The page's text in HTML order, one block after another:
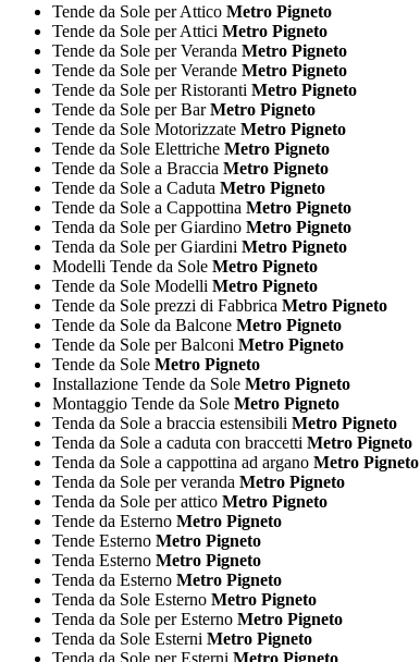
Tende da Sole per Attico Metro Pigneto
Tende da Sole per Attici Metro Pigneto
Tende da Sole per Veranda Metro Pigneto
Tende da Sole per Verande Metro Pigneto
Tende da Sole per Ristoranti Metro Pigneto
Tende da Sole per BarMetro Pigneto
Tende da Sole Motorizzate Metro Pigneto
Tende da Sole Elettriche Metro Pigneto
Tende da Sole a Braccia Metro Pigneto
Tende da Sole a Caduta Metro Pigneto
Tende da Sole a Cappottina Metro Pigneto
Tenda da Sole per Giardino Metro Pigneto
Tenda da Sole per Giardini Metro Pigneto
Modelli Tende da Sole Metro Pigneto
Tende da Sole Modelli Metro Pigneto
Tende da Sole prezzi di Fabbrica Metro Pigneto
Tende da Sole da Balcone Metro Pigneto
Tende da Sole per Balconi Metro Pigneto
Tende da Sole Metro Pigneto
Installazione Tende da Sole Metro Pigneto
Montaggio Tende da Sole Metro Pigneto
Tenda da Sole a braccia estensibili Metro Pigneto
Tenda da Sole a caduta con braccetti Metro Pigneto
Tenda da Sole a cappottina ad argano Metro Pigneto
Tenda da Sole per veranda Metro Pigneto
Tenda da Sole per attico Metro Pigneto
Tende da Esterno Metro Pigneto
Tende Esterno Metro Pigneto
Tenda Esterno Metro Pigneto
Tenda da Esterno Metro Pigneto
Tenda da Sole Esterno Metro Pigneto
Tenda da Sole per Esterno Metro Pigneto
Tenda da Sole Esterni Metro Pigneto
Tenda da Sole per Esterni Metro Pigneto